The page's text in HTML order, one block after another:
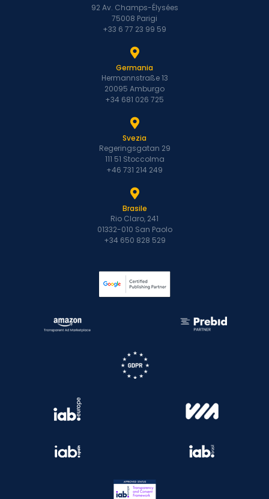
92 Av. Champs-Élysées
75008 Parigi
+33 6 77 23 99 59
Germania
Hermannstraße 13
20095 Amburgo
+34 681 026 725
Svezia
Regeringsgatan 29
111 51 Stoccolma
+46 731 214 249
Brasile
Rio Claro, 241
01332-010 San Paolo
+34 650 828 529